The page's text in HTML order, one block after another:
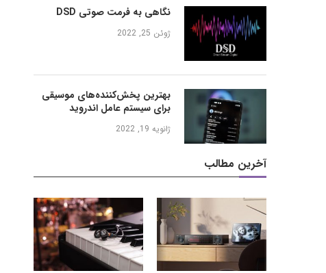
نگاهی به فرمت صوتی DSD
ژوئن 25, 2022
بهترین پخش‌کننده‌های موسیقی
برای سیستم عامل اندروید
ژانویه 19, 2022
آخرین مطالب